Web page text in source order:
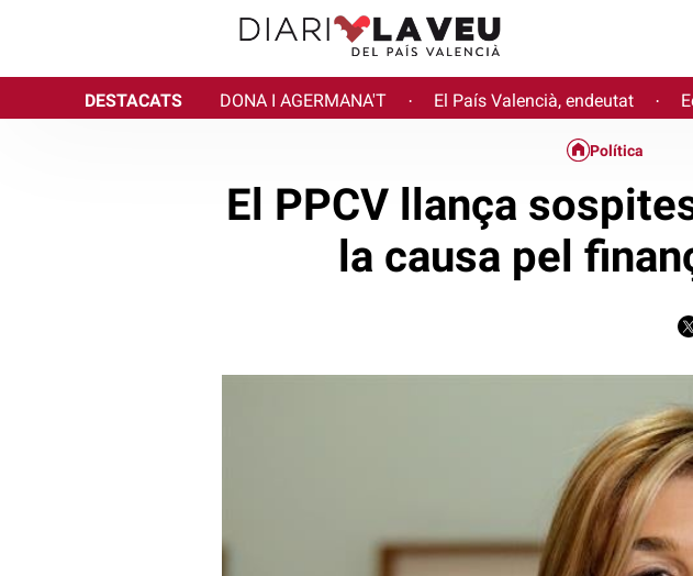
DESTACATS DONA I AGERMANA'T · El País Valencià, endeutat ·
Política
El PPCV llança
la causa pel